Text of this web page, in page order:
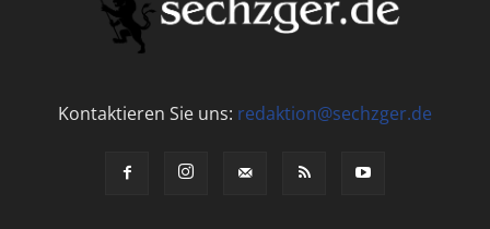
Kontaktieren Sie uns: redaktion@sechzger.de